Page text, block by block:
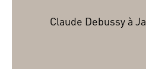
Claude Debussy à